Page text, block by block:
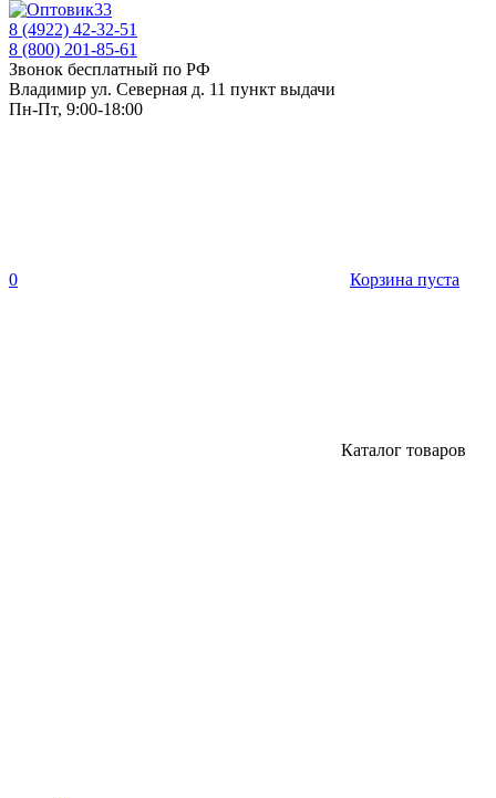
8 (4922) 42-32-51
8 (800) 201-85-61
Звонок бесплатный по РФ
Владимир ул. Северная д. 11 пункт выдачи
Пн-Пт, 9:00-18:00
0 Корзина пуста
Каталог товаров